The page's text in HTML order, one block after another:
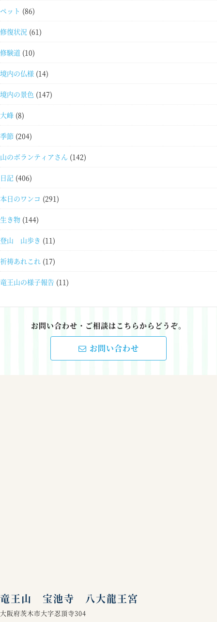
ペット (86)
修復状況 (61)
修験道 (10)
境内の仏様 (14)
境内の景色 (147)
大峰 (8)
季節 (204)
山のボランティアさん (142)
日記 (406)
本日のワンコ (291)
生き物 (144)
登山 山歩き (11)
祈祷あれこれ (17)
竜王山の様子報告 (11)
お問い合わせ・ご相談はこちらからどうぞ。
お問い合わせ
竜王山 宝池寺 八大龍王宮
大阪府茨木市大字忍頂寺304